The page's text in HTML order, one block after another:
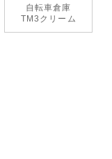
自転車倉庫
TM3クリーム